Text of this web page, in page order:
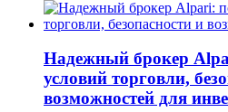
Надежный брокер
условий торговли,
возможностей для